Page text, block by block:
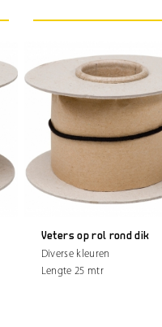
Veters op rol rond dik
Diverse kleuren
Lengte 25 mtr